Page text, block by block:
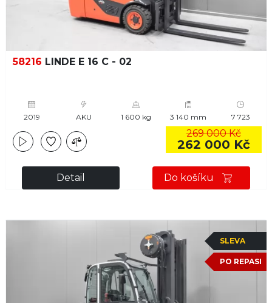
58216 LINDE E 16 C - 02
2019 AKU 1 600 kg 3 140 mm 7 723
269 000 Kč
262 000 Kč
Detail Do košíku
SLEVA
PO REPASI